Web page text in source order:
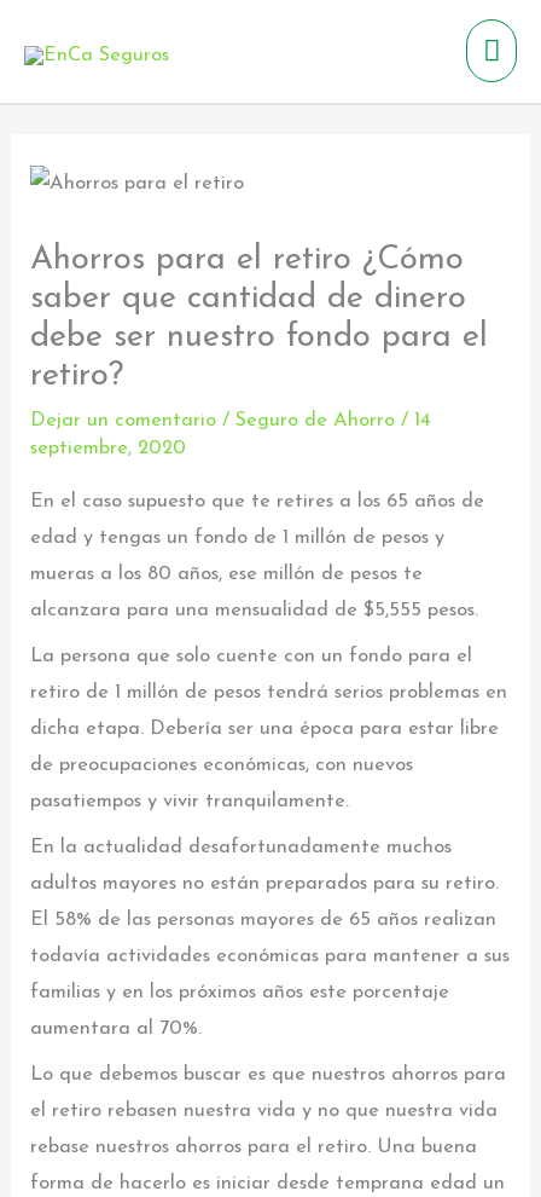
Ahorros para el retiro ¿Cómo
saber que cantidad de dinero
debe ser nuestro fondo para el
retiro?
Dejar un comentario /Seguro de Ahorro / 14
septiembre, 2020
En el caso supuesto que te retires a los 65 años de
edad y tengas un fondo de 1 millón de pesos y
mueras a los 80 años, ese millón de pesos te
alcanzara para una mensualidad de $5,555 pesos.
La persona que solo cuente con un fondo para el
retiro de 1 millón de pesos tendrá serios problemas en
dicha etapa. Debería ser una época para estar libre
de preocupaciones económicas, con nuevos
pasatiempos y vivir tranquilamente.
En la actualidad desafortunadamente muchos
adultos mayores no están preparados para su retiro.
El 58% de las personas mayores de 65 años realizan
todavía actividades económicas para mantener a sus
familias y en los próximos años este porcentaje
aumentara al 70%.
Lo que debemos buscar es que nuestros ahorros para
el retiro rebasen nuestra vida y no que nuestra vida
rebase nuestros ahorros para el retiro. Una buena
forma de hacerlo es iniciar desde temprana edad un